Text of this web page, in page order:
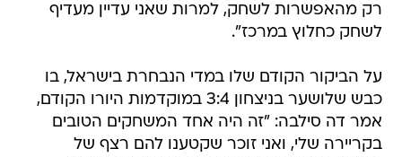
רק מהאפשרות לשחק, למרות שאני עדיין מעדיף
לשחק כחלוץ במרכז".
על הביקור הקודם שלו במדי הנבחרת בישראל, בו
כבש שלושער בניצחון 3:4 במוקדמות היורו הקודם,
אמר דה סילבה: "זה היה אחד המשחקים הטובים
בקריירה שלי, ואני זוכר שקטענו להם רצף של